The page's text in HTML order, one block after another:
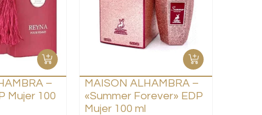
–
Mujer 100
MAISON ALHAMBRA –
«Summer Forever» EDP
Mujer 100 ml